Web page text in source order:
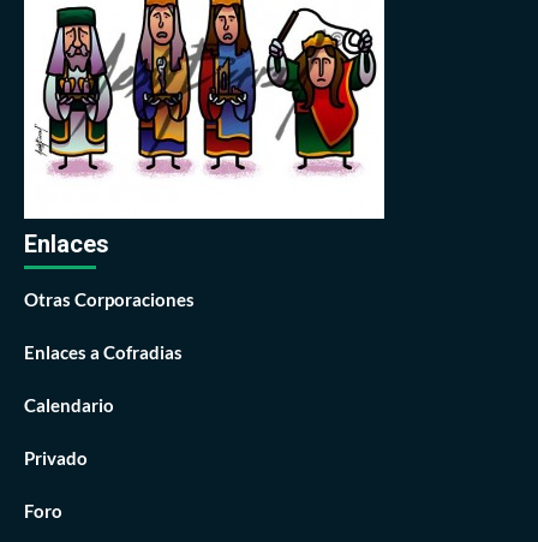
Enlaces
Otras Corporaciones
Enlaces a Cofradias
Calendario
Privado
Foro